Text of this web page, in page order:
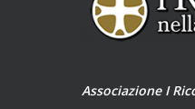
Associazione I